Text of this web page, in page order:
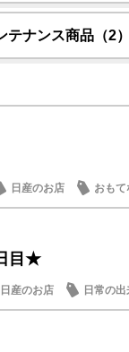
テナンス商品（2
日産のお店 おもて
目★
日産のお店 日常の